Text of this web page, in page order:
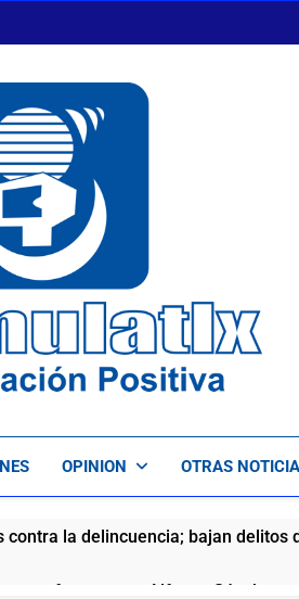
OPINION OTRAS
la delincuencia; bajan delitos
para favorecer a Alfonso Sánchez